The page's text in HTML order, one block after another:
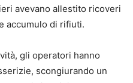
avevano allestito ricoveri
accumulo di rifiuti.
gli operatori hanno
scongiurando un